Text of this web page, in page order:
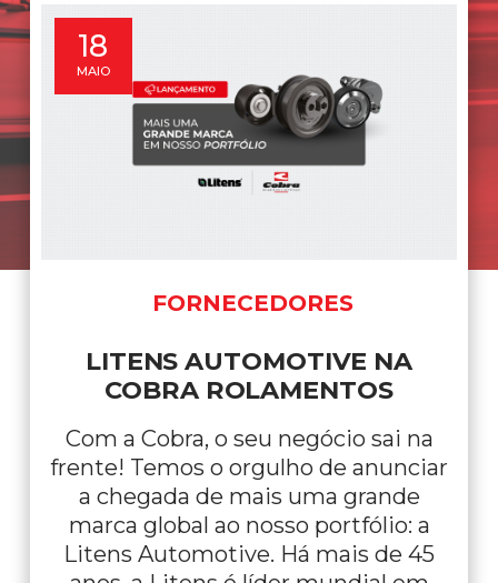
18
MAIO
FORNECEDORES
LITENS AUTOMOTIVE NA
COBRA ROLAMENTOS
Com a Cobra, o seu negócio sai na
frente! Temos o orgulho de anunciar
a chegada de mais uma grande
marca global ao nosso portfólio: a
Litens Automotive. Há mais de 45